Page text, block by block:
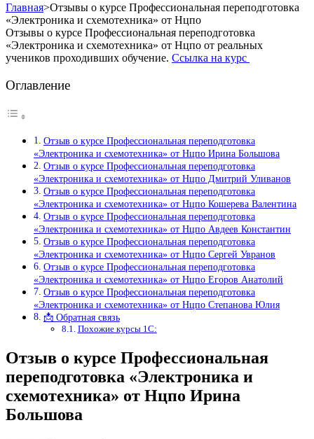
Главная>Отзывы о курсе Профессиональная переподготовка
«Электроника и схемотехника» от Нцпо
Отзывы о курсе Профессиональная переподготовка
«Электроника и схемотехника» от Нцпо от реальных
учеников проходивших обучение. Ссылка на курс
Оглавление
Отзыв о курсе Профессиональная переподготовка
«Электроника и схемотехника» от Нцпо Ирина Большова
Отзыв о курсе Профессиональная переподготовка
«Электроника и схемотехника» от Нцпо Дмитрий Уливанов
Отзыв о курсе Профессиональная переподготовка
«Электроника и схемотехника» от Нцпо Кошерева Валентина
Отзыв о курсе Профессиональная переподготовка
«Электроника и схемотехника» от Нцпо Авдеев Константин
Отзыв о курсе Профессиональная переподготовка
«Электроника и схемотехника» от Нцпо Сергей Увранов
Отзыв о курсе Профессиональная переподготовка
«Электроника и схемотехника» от Нцпо Егоров Анатолий
Отзыв о курсе Профессиональная переподготовка
«Электроника и схемотехника» от Нцпо Степанова Юлия
📩 Обратная связь
Похожие курсы 1С:
Отзыв о курсе Профессиональная
переподготовка «Электроника и
схемотехника» от Нцпо Ирина
Большова